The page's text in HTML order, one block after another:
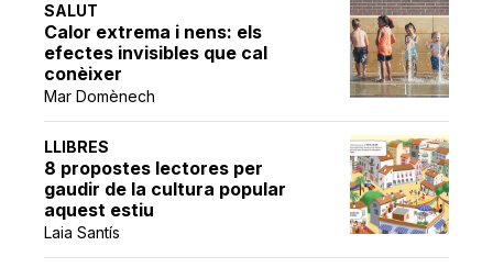
SALUT
Calor extrema i nens: els
efectes invisibles que cal
conèixer
Mar Domènech
LLIBRES
8 propostes lectores per
gaudir de la cultura popular
aquest estiu
Laia Santís